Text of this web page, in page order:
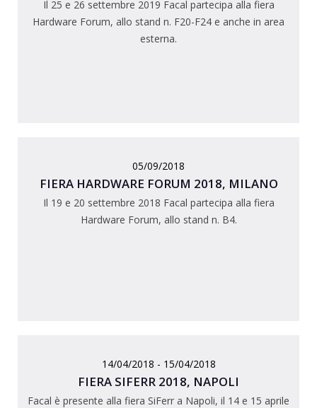
Il 25 e 26 settembre 2019 Facal partecipa alla fiera
Hardware Forum, allo stand n. F20-F24 e anche in area
esterna.
05/09/2018
FIERA HARDWARE FORUM 2018, MILANO
Il 19 e 20 settembre 2018 Facal partecipa alla fiera
Hardware Forum, allo stand n. B4.
14/04/2018 - 15/04/2018
FIERA SIFERR 2018, NAPOLI
Facal è presente alla fiera SiFerr a Napoli, il 14 e 15 aprile